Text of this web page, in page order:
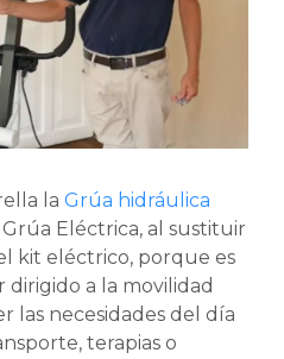
la Grúa hidráulica
Eléctrica, al sustituir
kit eléctrico, porque es
a la movilidad
las necesidades del día
terapias o